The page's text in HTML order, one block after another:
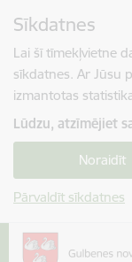
Sīkdatnes
Lai šī tīmekļvietne
sīkdatnes. Ar Jūsu
izmantotas
Lūdzu, atzīmējiet
Noraidīt
Pārvaldīt sīkdatnes